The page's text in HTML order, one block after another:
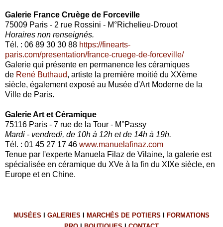
Galerie France Cruège de Forceville
75009 Paris - 2 rue Rossini - M°Richelieu-Drouot
Horaires non renseignés.
Tél. : 06 89 30 30 88 https://finearts-
paris.com/presentation/france-cruege-de-forceville/
Galerie qui présente en permanence les céramiques
de René Buthaud, artiste la première moitié du XXème
siècle, également exposé au Musée d'Art Moderne de la
Ville de Paris.
Galerie Art et Céramique
75116 Paris - 7 rue de la Tour - M°Passy
Mardi - vendredi, de 10h à 12h et de 14h à 19h.
Tél. : 01 45 27 17 46 www.manuelafinaz.com
Tenue par l'experte Manuela Filaz de Vilaine, la galerie est
spécialisée en céramique du XVe à la fin du XIXe siècle, en
Europe et en Chine.
MUSÉES GALERIES MARCHÉS DE POTIERS
FORMATIONS